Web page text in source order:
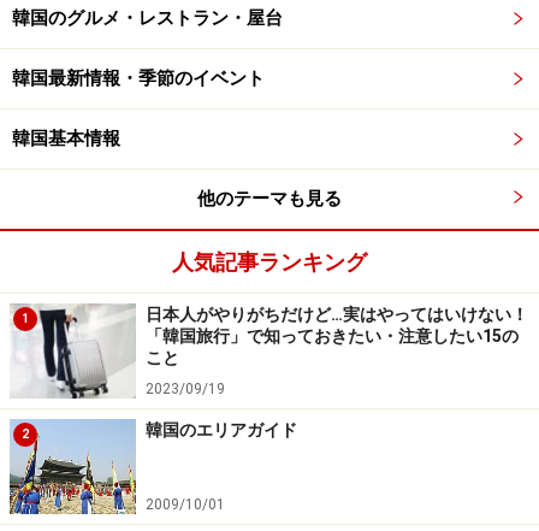
が好まれているので、スンデの薬味も塩よりも味の濃い
味噌が主流と言えます。日本でも関東と関西の味付けが
違うことに似ていますね。
ただ初めてスンデを目にした外国人観光客などは、ちょ
い」なことが多いそう。それでも、日本ではあまり食べ
られないものを旅先で挑戦してみるのも旅の楽しさでは
ンデと野菜を炒めた「スンデポック」やスンデをスープ
で煮込んだ「スンデクク」といった料理もあります。韓
国ではスンデは安い上に、肌の潤いを活性化されるゼラ
チンを多く含み栄養価値が高い食べ物として、老若男女
を問わず多くの人の人気を得ているのです。いきなりス
ンデだけにトライするのはちょっと……という人には、ス
ンデポックやスンデククのようなスンデを使った料理か
韓国のグルメ・レストラン・屋台
韓国最新情報・季節のイベント
韓国基本情報
他のテーマも見る
人気記事ランキング
1
日本人がやりがちだけど…実はやってはいけない！
「韓国旅行」で知っておきたい・注意したい15の
こと
2023/09/19
2 韓国のエリアガイド
2009/10/01